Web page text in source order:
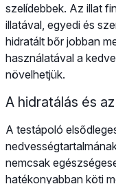
szelídebbek. Az illat
illatával, egyedi és
hidratált bőr jobban
használatával a
növelhetjük.
A hidratálás és
A testápoló
nemcsak
hatékonyabban köti